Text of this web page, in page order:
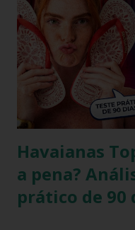
sua presença na moda
colaborado com
dos anos, criando
seus produtos.
de responsabilidade
implementa práticas
Havaianas
a pena?
prático de 90